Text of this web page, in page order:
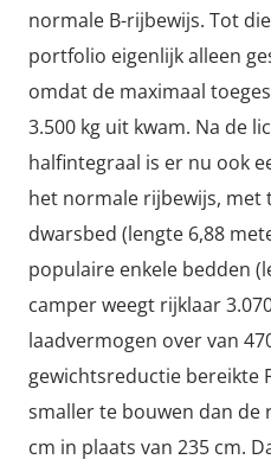
normale B-rijbewijs. Tot
portfolio eigenlijk alleen
omdat de maximaal
3.500 kg uit kwam. Na de
halfintegraal is er nu ook
het normale rijbewijs, met
dwarsbed (lengte 6,88
populaire enkele bedden
camper weegt rijklaar
laadvermogen over van
gewichtsreductie bereikte
smaller te bouwen dan de
cm in plaats van 235 cm.